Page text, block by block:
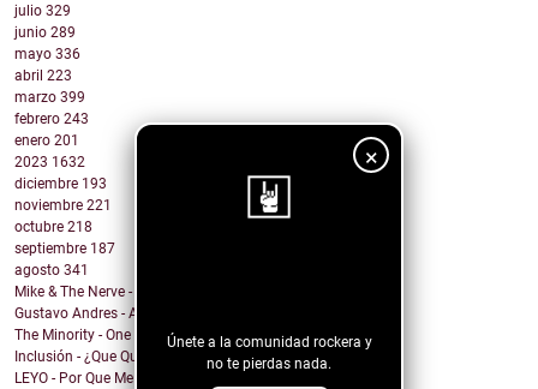
×
Únete a la comunidad rockera y
no te pierdas nada.
julio 329
junio 289
mayo 336
abril 223
marzo 399
febrero 243
enero 201
2023 1632
diciembre 193
noviembre 221
octubre 218
septiembre 187
agosto 341
Mike & The Nerve - Fool's Gold, False Idols
Gustavo Andres - AiRA
The Minority - One Of A Kind
Inclusión - ¿Que Quieres de Mí?
LEYO - Por Que Me Haces Llorar